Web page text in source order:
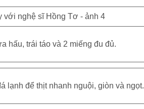
hấu, trái táo và 2 miếng đu đủ.
lạnh để thịt nhanh nguội, giòn và ngọt.